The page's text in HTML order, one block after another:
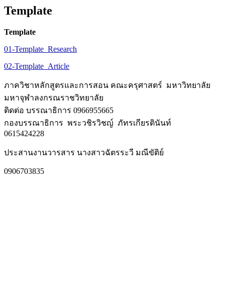
Template
Template
01-Template_Research
02-Template_Article
ภาควิชาหลักสูตรและการสอน คณะครุศาสตร์ มหาวิทยาลัย
มหาจุฬาลงกรณราชวิทยาลัย
ติดต่อ บรรณาธิการ 0966955665
กองบรรณาธิการ พระวชิรวิชญ์ ภัทรเกียรตินันท์
0615424228
ประสานงานวารสาร นางสาวฉัตรระวี มณีขัติย์
0906703835